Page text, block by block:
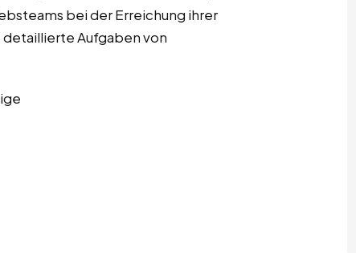
bei der Erreichung ihrer
Aufgaben von